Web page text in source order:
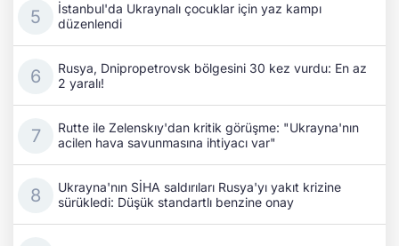
İstanbul'da Ukraynalı çocuklar için yaz kampı
düzenlendi
Rusya, Dnipropetrovsk bölgesini 30 kez vurdu: En az
2 yaralı!
Rutte ile Zelenskıy'dan kritik görüşme: "Ukrayna'nın
acilen hava savunmasına ihtiyacı var"
Ukrayna'nın SİHA saldırıları Rusya'yı yakıt krizine
sürükledi: Düşük standartlı benzine onay